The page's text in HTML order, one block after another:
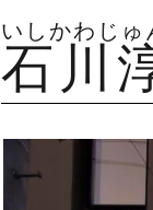
石川